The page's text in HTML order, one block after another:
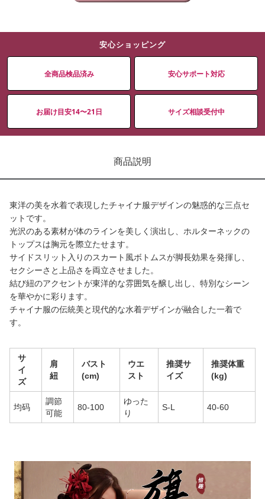
安心ショッピング
全商品検品済み 安心サポート対応
お届け目安14〜21日 サイズ相談受付中
商品説明
東洋の美を水着で表現したチャイナ服デザインの魅惑的な三点セ
ットです。
光沢のある素材が体のラインを美しく演出し、ホルターネックの
トップスは胸元を際立たせます。
サイドスリット入りのスカート風ボトムスが脚長効果を発揮し、
セクシーさと上品さを両立させました。
結び紐のアクセントが東洋的な雰囲気を醸し出し、特別なシーン
を華やかに彩ります。
チャイナ服の伝統美と現代的な水着デザインが融合した一着で
す。
サ
イ
ズ
肩
紐
バスト
(cm)
ウエ
スト
推奨サ
イズ
推奨体重
(kg)
均码
調節
可能
80-100
ゆった
り
S-L 40-60